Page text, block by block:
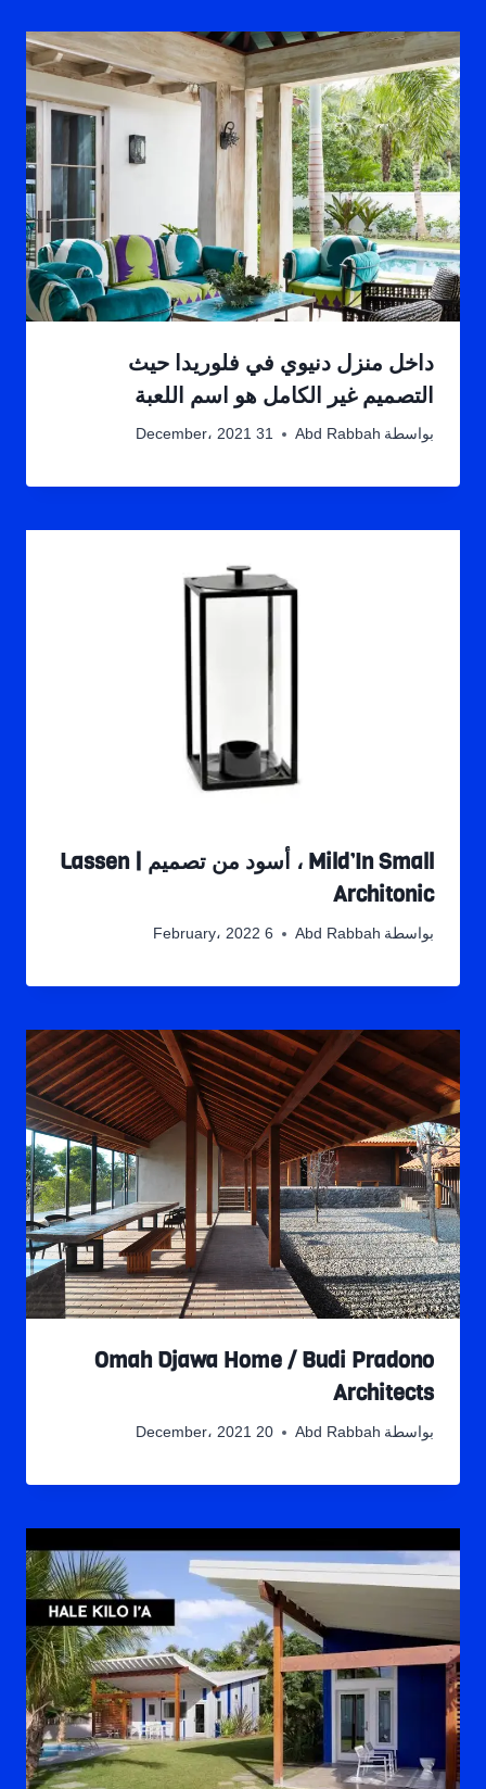
داخل منزل دنيوي في فلوريدا حيث
التصميم غير الكامل هو اسم اللعبة
بواسطة Abd Rabbah 31 December، 2021
Mild’In Small ، أسود من تصميم Lassen |
Architonic
بواسطة Abd Rabbah 6 February، 2022
Omah Djawa Home / Budi Pradono
Architects
بواسطة Abd Rabbah 20 December، 2021